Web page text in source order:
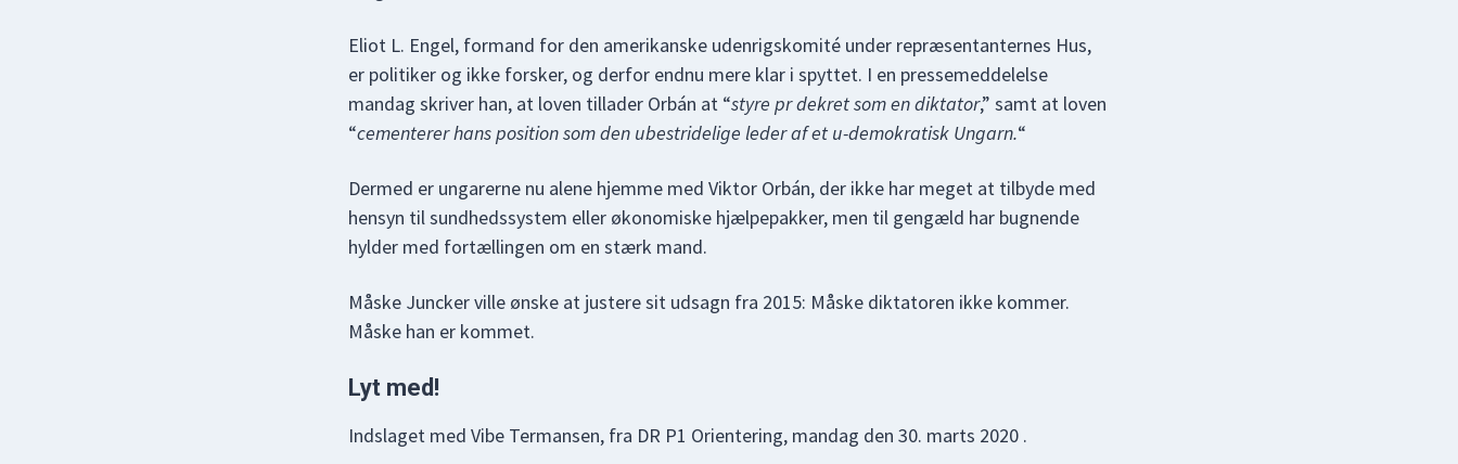
Eliot L. Engel, formand for den amerikanske udenrigskomité under repræsentanternes Hus,
er politiker og ikke forsker, og derfor endnu mere klar i spyttet. I en pressemeddelelse
mandag skriver han, at loven tillader Orbán at “styre pr dekret som en diktator,” samt at loven
“cementerer hans position som den ubestridelige leder af et u-demokratisk Ungarn.“
Dermed er ungarerne nu alene hjemme med Viktor Orbán, der ikke har meget at tilbyde med
hensyn til sundhedssystem eller økonomiske hjælpepakker, men til gengæld har bugnende
hylder med fortællingen om en stærk mand.
Måske Juncker ville ønske at justere sit udsagn fra 2015: Måske diktatoren ikke kommer.
Måske han er kommet.
Lyt med!
Indslaget med Vibe Termansen, fra DR P1 Orientering, mandag den 30. marts 2020 .